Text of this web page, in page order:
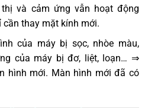
và cảm ứng vẫn hoạt động
thay mặt kính mới.
của máy bị sọc, nhòe màu,
của máy bị đơ, liệt, loạn… ⇒
hình mới. Màn hình mới đã có